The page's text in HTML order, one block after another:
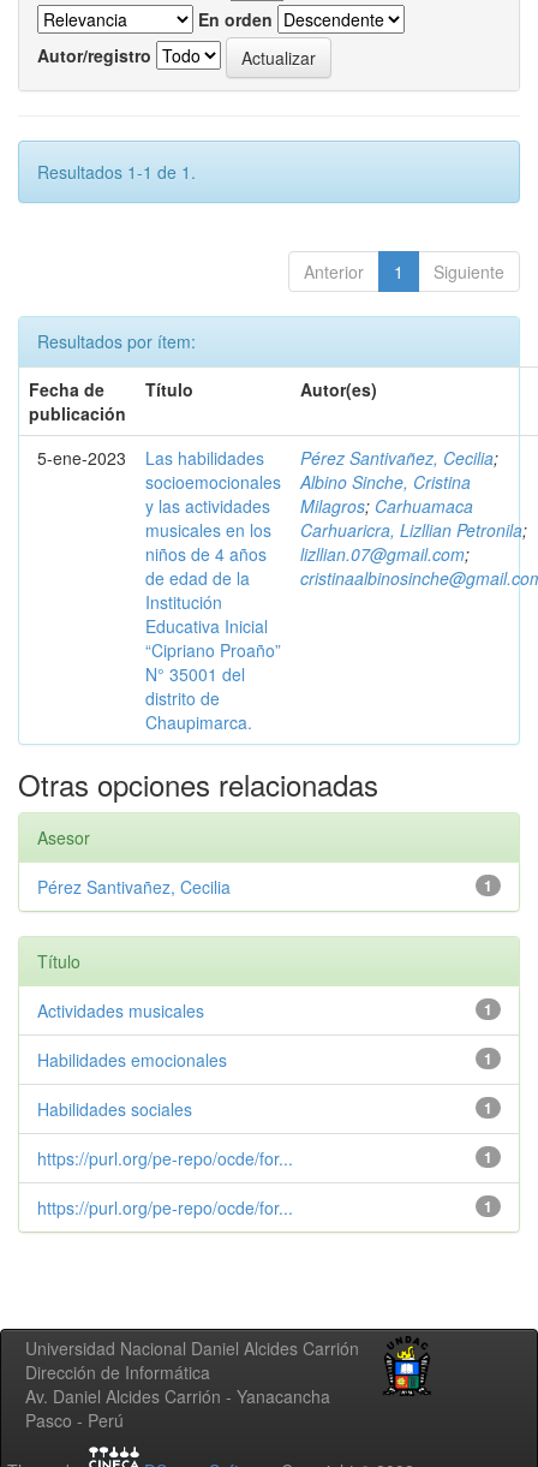
En orden
Autor/registro
Resultados 1-1 de 1.
Anterior 1 Siguiente
Resultados por ítem:
Fecha de
publicación
Título Autor(es)
5-ene-2023
Las habilidades
socioemocionales
y las actividades
musicales en los
niños de 4 años
de edad de la
Institución
Educativa Inicial
“Cipriano Proaño”
N° 35001 del
distrito de
Chaupimarca.
Pérez Santivañez, Cecilia;
Albino Sinche, Cristina
Milagros; Carhuamaca
Carhuaricra, Lizllian Petronila;
lizllian.07@gmail.com;
Otras opciones relacionadas
Asesor
1
Pérez Santivañez, Cecilia
Título
1
Actividades musicales
1
Habilidades emocionales
1
Habilidades sociales
1
https://purl.org/pe-repo/ocde/for...
1
https://purl.org/pe-repo/ocde/for...
Universidad Nacional Daniel Alcides Carrión
Dirección de Informática
Av. Daniel Alcides Carrión - Yanacancha
Pasco - Perú